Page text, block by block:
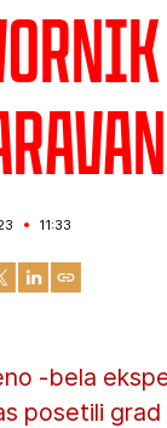
11:33
-bela
posetili